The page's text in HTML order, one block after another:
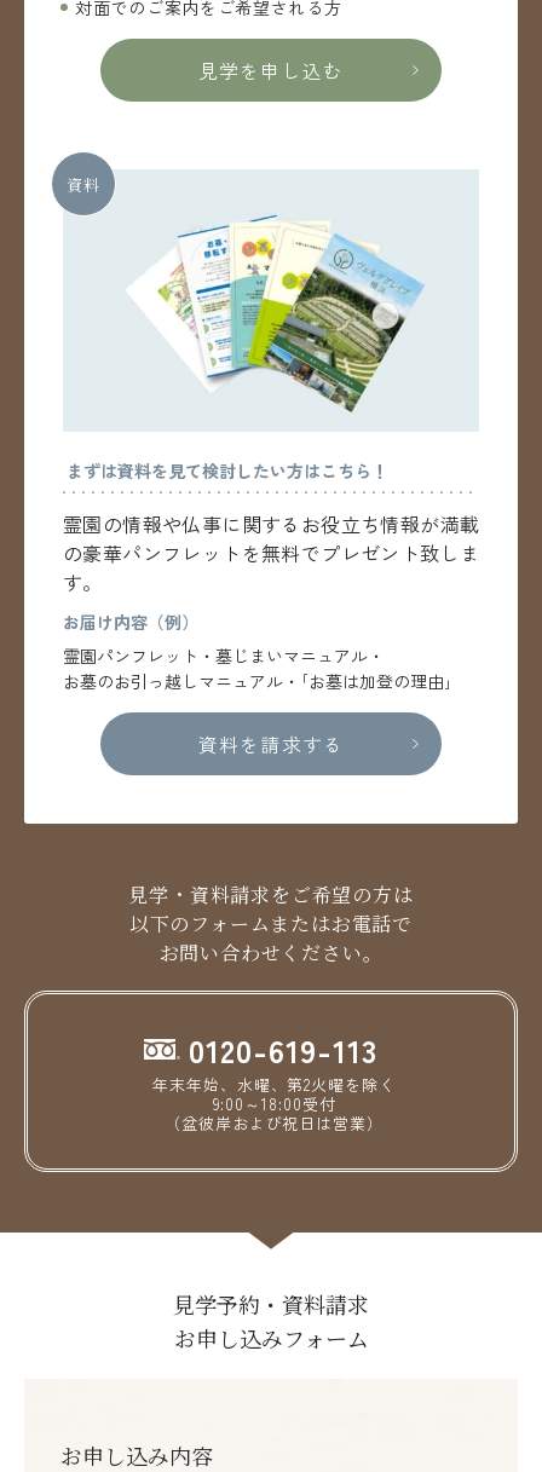
対面でのご案内をご希望される方
見学を申し込む
資料
まずは資料を見て検討したい方はこちら！
霊園の情報や仏事に関するお役立ち情報が満載
の豪華パンフレットを無料でプレゼント致しま
す。
お届け内容（例）
霊園パンフレット・墓じまいマニュアル・
お墓のお引っ越しマニュアル・｢お墓は加登の理由｣
資料を請求する
見学・資料請求をご希望の方は
以下のフォームまたはお電話で
お問い合わせください。
0120-619-113
年末年始、水曜、第2火曜を除く
9:00～18:00受付
（盆彼岸および祝日は営業）
見学予約・資料請求
お申し込みフォーム
お申し込み内容